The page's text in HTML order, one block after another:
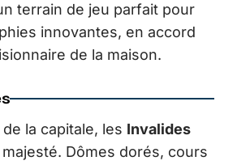
terrain de jeu parfait pour
innovantes, en accord
de la maison.
la capitale, les Invalides
Dômes dorés, cours